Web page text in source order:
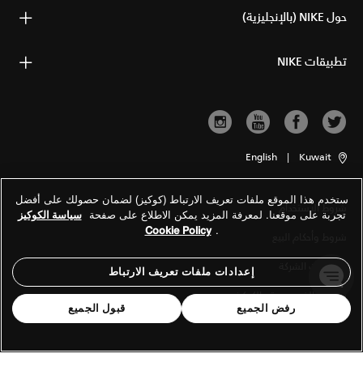
حول NIKE (بالإنجليزية)
تطبيقات NIKE
Kuwait
|
English
شروط الاستخدام
معلومات الشركة
سياسة الخصوصية والكوكيز
ستخدم هذا الموقع ملفات تعريف الارتباط (كوكيز) لضمان حصولك على أفضل
تجربة على موقعنا. لمعرفة المزيد يمكن الاطلاع على صفحة سياسة الكوكيز
.
Cookie Policy
إعدادات ملفات تعريف الارتباط
رفض الجميع قبول الجميع